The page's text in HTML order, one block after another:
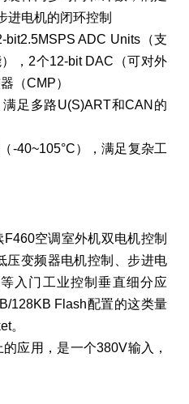
进电机的闭环控制
ADC Units（支
，2个12-bit DAC（可对外
（CMP）
足多路U(S)ART和CAN的
-40~105°C），满足复杂工
空调室外机双电机控制
压变频器电机控制、步进电
入门工业控制垂直细分应
128KB Flash配置的这类量
。
应用，是一个380V输入，